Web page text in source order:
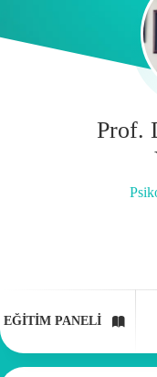
Prof.
EĞITIM PANELI